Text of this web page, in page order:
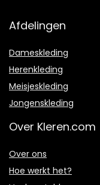
Afdelingen
Dameskleding
Herenkleding
Meisjeskleding
Jongenskleding
Over Kleren.com
Over ons
Hoe werkt het?